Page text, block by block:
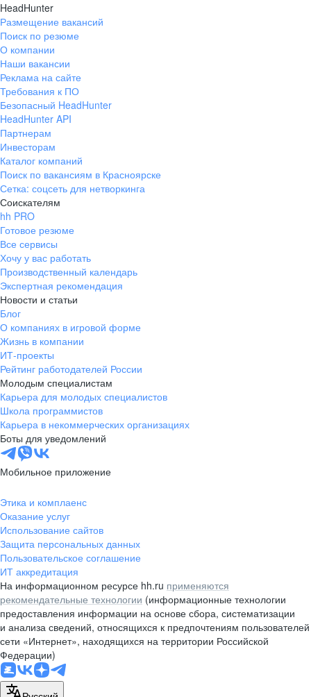
HeadHunter
Размещение вакансий
Поиск по резюме
О компании
Наши вакансии
Реклама на сайте
Требования к ПО
Безопасный HeadHunter
HeadHunter API
Партнерам
Инвесторам
Каталог компаний
Поиск по вакансиям в Красноярске
Сетка: соцсеть для нетворкинга
Соискателям
hh PRO
Готовое резюме
Все сервисы
Хочу у вас работать
Производственный календарь
Экспертная рекомендация
Новости и статьи
Блог
О компаниях в игровой форме
Жизнь в компании
ИТ-проекты
Рейтинг работодателей России
Молодым специалистам
Карьера для молодых специалистов
Школа программистов
Карьера в некоммерческих организациях
Боты для уведомлений
Мобильное приложение
Этика и комплаенс
Оказание услуг
Использование сайтов
Защита персональных данных
Пользовательское соглашение
ИТ аккредитация
На информационном ресурсе hh.ru применяются
рекомендательные технологии (информационные технологии
предоставления информации на основе сбора, систематизации
и анализа сведений, относящихся к предпочтениям пользователей
сети «Интернет», находящихся на территории Российской
Федерации)